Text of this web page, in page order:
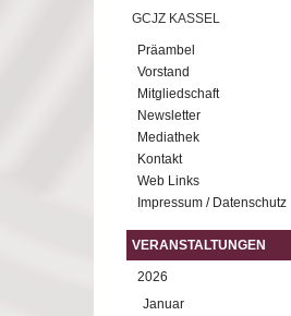
GCJZ KASSEL
Präambel
Vorstand
Mitgliedschaft
Newsletter
Mediathek
Kontakt
Web Links
Impressum / Datenschutz
VERANSTALTUNGEN
2026
Januar